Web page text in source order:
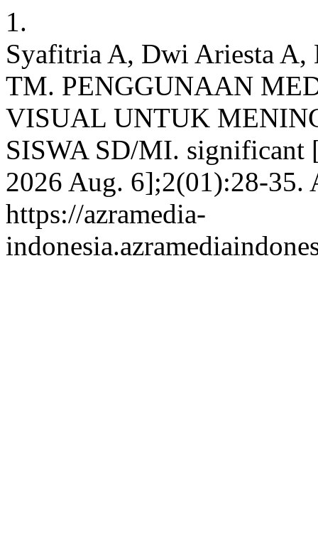
1.
Syafitria A, Dwi Ariesta A,
TM. PENGGUNAAN
VISUAL UNTUK
SISWA SD/MI. significant
2026 Aug. 6];2(01):28-35.
https://azramedia-